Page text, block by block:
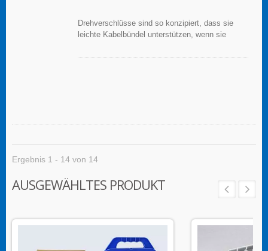
Drehverschlüsse sind so konzipiert, dass sie
leichte Kabelbündel unterstützen, wenn sie
fettfreien Oberfläche angewendet werden.
Ergebnis 1 - 14 von 14
AUSGEWÄHLTES PRODUKT